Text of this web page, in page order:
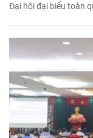
Đại hội đại biểu toàn